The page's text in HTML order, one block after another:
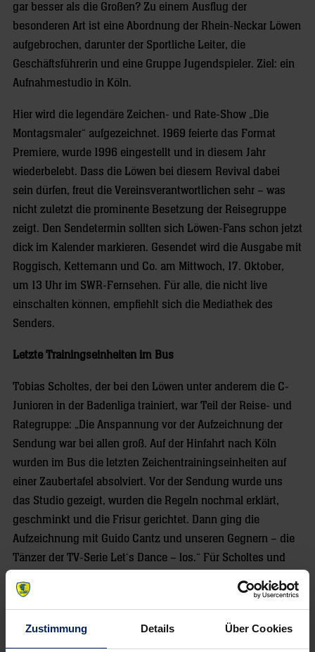
Zustimmung Details Über Cookies
gar besser als die Großen? Zu einem Ausflug der
besonderen Art ist eine Abordnung der Rhein-Neckar Löwen
aufgebrochen, darunter der Sportliche Leiter, die
Geschäftsführerin und eine Gruppe Jugendspieler. Ziel: ein
Aufnahmestudio in Köln.
Hier wird die legendäre Zeichen- und Rate-Show „Die
Montagsmaler“ aufgezeichnet. 1969 feierte das Format
Premiere, wurde 1996 eingestellt und in diesem Jahr
wiederbelebt. Dass die Löwen bei diesem Revival dabei
sein dürfen, freut die Vereinsverantwortlichen sehr – was
nicht zuletzt die prominente Besetzung der Reisegruppe
zeigt. Den Sendetermin sollten sich Löwen-Fans schon jetzt
dick im Kalender markieren. Gesendet wird die Ausgabe mit
Roggisch, Kettemann und Co. am Mittwoch, 17. Oktober,
um 13 Uhr im SWR-Fernsehen. Für alle, die nicht live
einschalten können, empfiehlt sich die Mediathek des
Senders.
Letzte Trainingseinheiten im Bus
Tobias Scholtes, der bei den Löwen unter anderem die C-
Junioren in der Badenliga trainiert, war Teil der Reise- und
Rategruppe: „Die Anspannung vor der Aufzeichnung der
Sendung war bei allen groß. Auf der Hinfahrt nach Köln
wurden im Bus die letzten Zeichentrainingseinheiten auf
einer Zaubertafel absolviert. Vor der Sendung wurde uns
das Studio gezeigt, wurden die Regeln nochmal erklärt,
geschminkt und die Frisur gerichtet. Dann ging die
Aufzeichnung mit Guido Cantz und unseren Gegnern – die
Tänzer der TV-Serie Let‘s Dance – los.“ Für Scholtes und
Montagsmalern „ein riesiges Erlebnis“ gewesen. Mit dabei
und Valentin, alle zwischen neun und zwölf Jahre alt. Das